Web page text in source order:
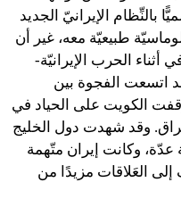
بالنِّظام الإيرانيّ الجديد
طبيعيّة معه، غير أن
أثناء الحرب الإيرانيّة-
التي اندلعت عام 1980، فقد اتسعت الفجوة بين
الكويت على الحياد في
وقد شهدت دول الخليج
عدّة، وكانت إيران متّهمة
العَلاقات مزيدًا من